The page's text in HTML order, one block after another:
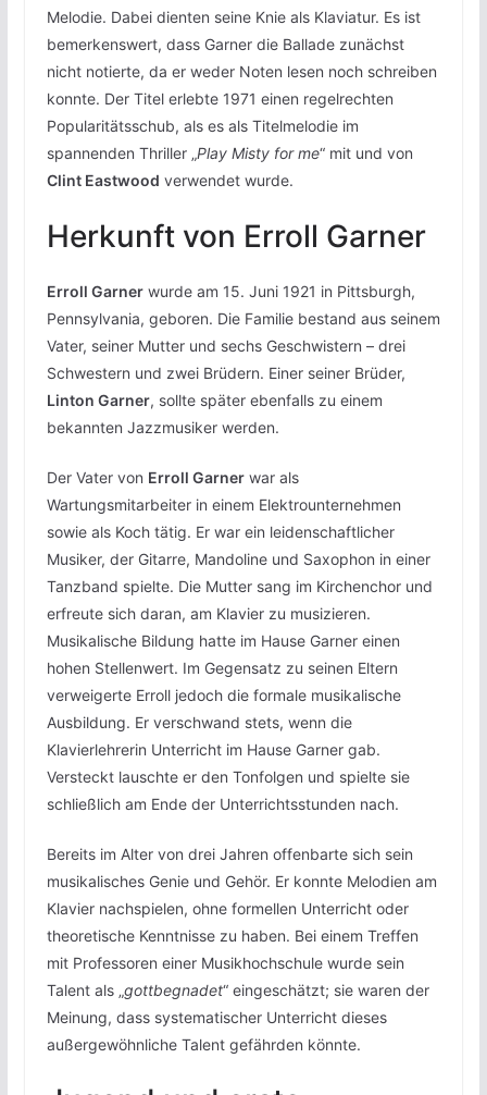
Melodie. Dabei dienten seine Knie als Klaviatur. Es ist
bemerkenswert, dass Garner die Ballade zunächst
nicht notierte, da er weder Noten lesen noch schreiben
konnte. Der Titel erlebte 1971 einen regelrechten
Popularitätsschub, als es als Titelmelodie im
spannenden Thriller „Play Misty for me“ mit und von
Clint Eastwood verwendet wurde.
Herkunft von Erroll Garner
Erroll Garnerwurde am 15. Juni 1921 in Pittsburgh,
Pennsylvania, geboren. Die Familie bestand aus seinem
Vater, seiner Mutter und sechs Geschwistern – drei
Schwestern und zwei Brüdern. Einer seiner Brüder,
Linton Garner, sollte später ebenfalls zu einem
bekannten Jazzmusiker werden.
Der Vater von Erroll Garnerwar als
Wartungsmitarbeiter in einem Elektrounternehmen
sowie als Koch tätig. Er war ein leidenschaftlicher
Musiker, der Gitarre, Mandoline und Saxophon in einer
Tanzband spielte. Die Mutter sang im Kirchenchor und
erfreute sich daran, am Klavier zu musizieren.
Musikalische Bildung hatte im Hause Garner einen
hohen Stellenwert. Im Gegensatz zu seinen Eltern
verweigerte Erroll jedoch die formale musikalische
Ausbildung. Er verschwand stets, wenn die
Klavierlehrerin Unterricht im Hause Garner gab.
Versteckt lauschte er den Tonfolgen und spielte sie
schließlich am Ende der Unterrichtsstunden nach.
Bereits im Alter von drei Jahren offenbarte sich sein
musikalisches Genie und Gehör. Er konnte Melodien am
Klavier nachspielen, ohne formellen Unterricht oder
theoretische Kenntnisse zu haben. Bei einem Treffen
mit Professoren einer Musikhochschule wurde sein
Talent als „gottbegnadet“ eingeschätzt; sie waren der
Meinung, dass systematischer Unterricht dieses
außergewöhnliche Talent gefährden könnte.